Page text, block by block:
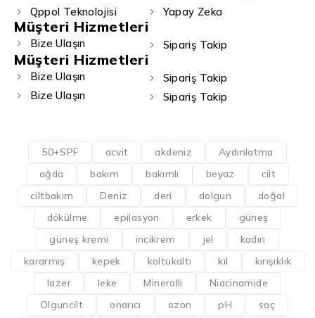
Qppol Teknolojisi
Yapay Zeka
Müşteri Hizmetleri
Bize Ulaşın Sipariş Takip
Müşteri Hizmetleri
Bize Ulaşın
Sipariş Takip
Bize Ulaşın
Sipariş Takip
50+SPF acvit akdeniz
Aydınlatma
ağda
bakım bakımlı beyaz
cilt
ciltbakım
Deniz deri dolgun
doğal
dökülme
epilasyon erkek
güneş
güneş kremi
incikrem jel
kadın
kararmış
kepek koltukaltı kıl
kırışıklık
lazer
leke Mineralli
Niacinamide
Olguncilt
onarıcı ozon pH saç